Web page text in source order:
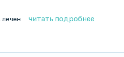
вмешательства. читать подробнее